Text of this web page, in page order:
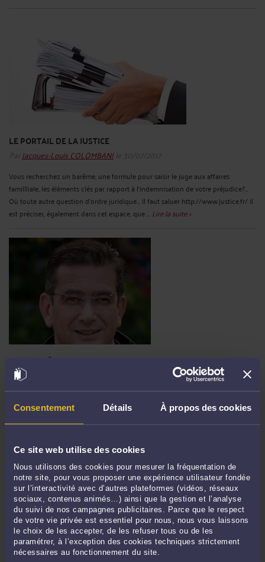
Consentement Détails À propos des cookies
Ce site web utilise des cookies
Nous utilisons des cookies pour mesurer la fréquentation de
notre site, pour vous proposer une expérience utilisateur fondée
sur l’interactivité avec d’autres plateformes (vidéos, réseaux
sociaux, contenus animés…) ainsi que la gestion et l’analyse
du suivi de nos campagnes publicitaires. Parce que le respect
de votre vie privée est essentiel pour nous, nous vous laissons
le choix de les accepter, de les refuser tous ou de les
paramétrer, à l’exception des cookies techniques strictement
nécessaires au fonctionnement du site.
LE PORTAIL DE LA JUSTICE
Par Jacques-Louis COLOMBANI le 30/07/2017
Vous recherchez un barême, une formule pour saisir le juge aux affaires
famillliale, les éléments clés par rapport à l'indemnisation de votre préjudice?...
Où toute autre question d'ordre juridique... Il faut saluer http://www.justice.fr/ Il
est préciser, également dans cet espace, que ... Lire la suite >
BONNES FÊTES
ParJacques-Louis COLOMBANI
Lire la suite >
RENTRÉE AU TGI DE DUNKERQUE 29 SEPTEMBRE DERNIER, FAIRE
ET DÉFAIRE C'EST ENCORE TRAVAILLER!